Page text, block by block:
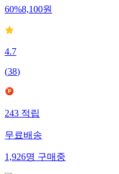
60%8,100원
4.7
(38)
243적립
무료배송
1,926명구매중